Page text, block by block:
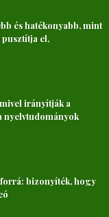
és hatékonyabb, mint
pusztítja el,
irányítják a
nyelvtudományok
bizonyíték, hogy